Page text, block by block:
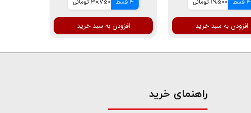
4 قسط 19,500 تومانی
افزودن به سبد خرید
4 قسط 30,750 تومانی
افزودن به سبد خرید
​راهنمای خرید